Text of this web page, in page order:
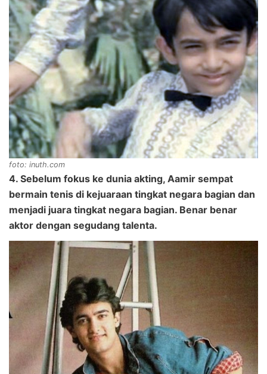
foto: inuth.com
4. Sebelum fokus ke dunia akting, Aamir sempat
bermain tenis di kejuaraan tingkat negara bagian dan
menjadi juara tingkat negara bagian. Benar benar
aktor dengan segudang talenta.